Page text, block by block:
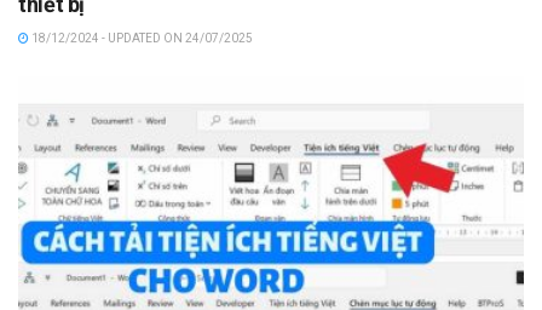
18/12/2024 - UPDATED ON 24/07/2025